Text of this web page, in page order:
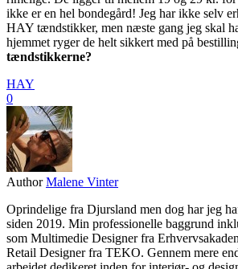
ikke er en hel bondegård! Jeg har ikke selv
HAY tændstikker, men næste gang jeg skal
hjemmet ryger de helt sikkert med på
tændstikkerne?
HAY
0
Author Malene Vinter
Oprindelige fra Djursland men dog har jeg
siden 2019. Min professionelle baggrund
som Multimedie Designer fra
Retail Designer fra TEKO. Gennem mere